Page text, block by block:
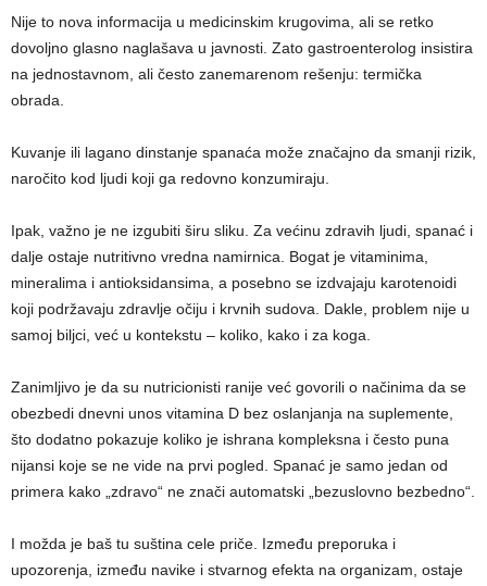
Nije to nova informacija u medicinskim krugovima, ali se retko
dovoljno glasno naglašava u javnosti. Zato gastroenterolog insistira
na jednostavnom, ali često zanemarenom rešenju: termička
obrada.
Kuvanje ili lagano dinstanje spanaća može značajno da smanji rizik,
naročito kod ljudi koji ga redovno konzumiraju.
Ipak, važno je ne izgubiti širu sliku. Za većinu zdravih ljudi, spanać i
dalje ostaje nutritivno vredna namirnica. Bogat je vitaminima,
mineralima i antioksidansima, a posebno se izdvajaju karotenoidi
koji podržavaju zdravlje očiju i krvnih sudova. Dakle, problem nije u
samoj biljci, već u kontekstu – koliko, kako i za koga.
Zanimljivo je da su nutricionisti ranije već govorili o načinima da se
obezbedi dnevni unos vitamina D bez oslanjanja na suplemente,
što dodatno pokazuje koliko je ishrana kompleksna i često puna
nijansi koje se ne vide na prvi pogled. Spanać je samo jedan od
primera kako „zdravo“ ne znači automatski „bezuslovno bezbedno“.
I možda je baš tu suština cele priče. Između preporuka i
upozorenja, između navike i stvarnog efekta na organizam, ostaje